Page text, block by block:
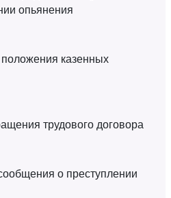
опьянения
казенных
трудового договора
о преступлении